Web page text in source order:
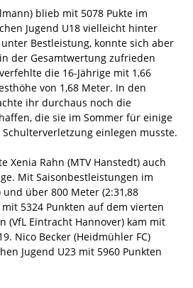
blieb mit 5078 Pukte im
Jugend U18 vielleicht hinter
Bestleistung, konnte sich aber
der Gesamtwertung zufrieden
die 16-Jährige mit 1,66
von 1,68 Meter. In den
ihr durchaus noch die
die sie im Sommer für einige
einlegen musste.
Xenia Rahn (MTV Hanstedt) auch
Mit Saisonbestleistungen im
über 800 Meter (2:31,88
5324 Punkten auf dem vierten
(VfL Eintracht Hannover) kam mit
Nico Becker (Heidmühler FC)
Jugend U23 mit 5960 Punkten